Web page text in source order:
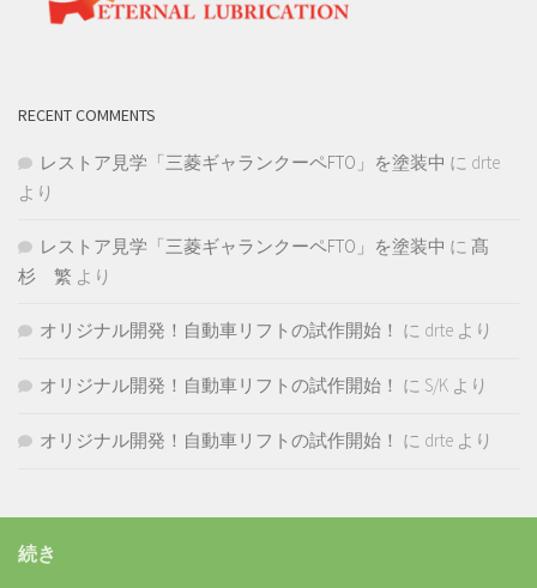
RECENT COMMENTS
レストア見学「三菱ギャランクーペFTO」を塗装中 に drte
より
レストア見学「三菱ギャランクーペFTO」を塗装中 に 髙
杉 繁 より
オリジナル開発！自動車リフトの試作開始！ に drte より
オリジナル開発！自動車リフトの試作開始！ に S/K より
オリジナル開発！自動車リフトの試作開始！ に drte より
続き